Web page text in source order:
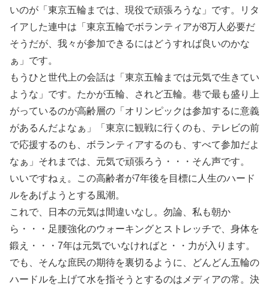
いのが「東京五輪までは、現役で頑張ろうな」です。リタ
イアした連中は「東京五輪でボランティアが8万人必要だ
そうだが、我々が参加できるにはどうすれば良いのかな
ぁ」です。
もうひと世代上の会話は「東京五輪までは元気で生きてい
ような」です。たかが五輪、されど五輪。巷で最も盛り上
がっているのが高齢層の「オリンピックは参加するに意義
があるんだよなぁ」「東京に観戦に行くのも、テレビの前
で応援するのも、ボランティアするのも、すべて参加だよ
なぁ」それまでは、元気で頑張ろう・・・そん声です。
いいですねぇ。この高齢者が7年後を目標に人生のハード
ルをあげようとする風潮。
これで、日本の元気は間違いなし。勿論、私も朝か
ら・・・足腰強化のウォーキングとストレッチで、身体を
鍛え・・・7年は元気でいなければと・・力が入ります。
でも、そんな庶民の期待を裏切るように、どんどん五輪の
ハードルを上げて水を指そうとするのはメディアの常。決